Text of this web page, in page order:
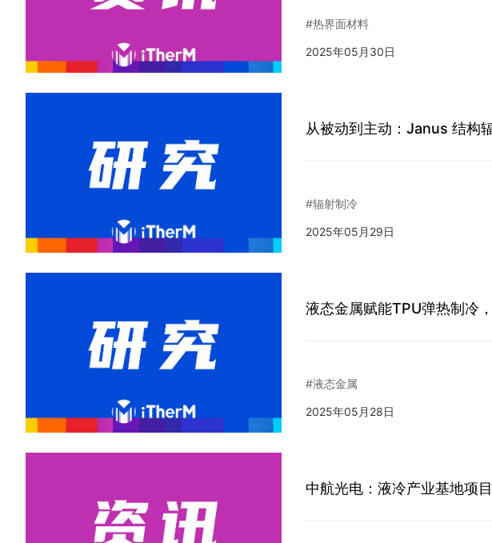
#热界面材料
2025年05月30日
从被动到主动：Janus 结构
#辐射制冷
2025年05月29日
液态金属赋能TPU弹热制冷
#液态金属
2025年05月28日
中航光电：液冷产业基地项